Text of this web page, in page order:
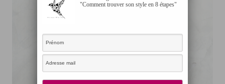
"Comment trouver son style en 8 étapes"